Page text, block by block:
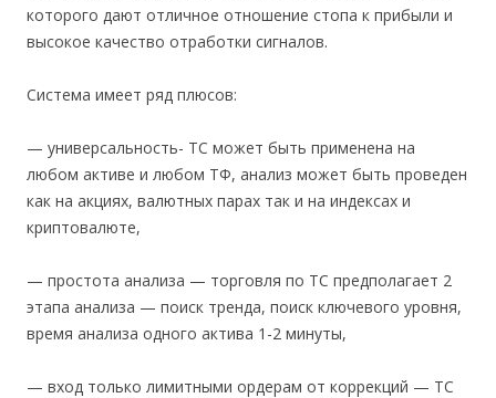
которого дают отличное отношение стопа к прибыли и
высокое качество отработки сигналов.
Система имеет ряд плюсов:
— универсальность- ТС может быть применена на
любом активе и любом ТФ, анализ может быть проведен
как на акциях, валютных парах так и на индексах и
криптовалюте,
— простота анализа — торговля по ТС предполагает 2
этапа анализа — поиск тренда, поиск ключевого уровня,
время анализа одного актива 1-2 минуты,
— вход только лимитными ордерам от коррекций — ТС